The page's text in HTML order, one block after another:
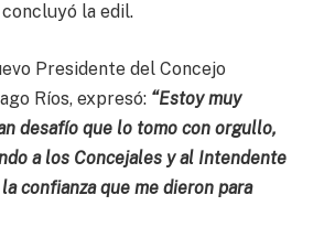
concluyó la edil.
Presidente del Concejo
Ríos, expresó: “Estoy muy
desafío que lo tomo con orgullo,
a los Concejales y al Intendente
confianza que me dieron para